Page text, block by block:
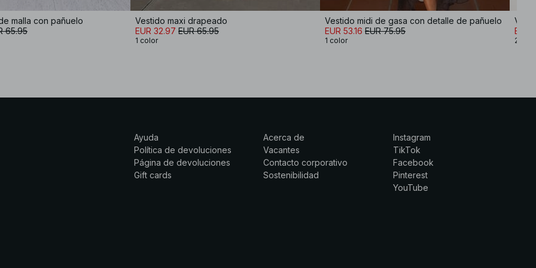
malla con pañuelo
65.95
Vestido maxi drapeado
EUR 32.97 EUR 65.95
1 color
Vestido midi de gasa con detalle de pañuelo
EUR 53.16 EUR 75.95
1 color
EUR
2
Ayuda
Política de devoluciones
Página de devoluciones
Gift cards
Acerca de
Vacantes
Contacto corporativo
Sostenibilidad
Instagram
TikTok
Facebook
Pinterest
YouTube